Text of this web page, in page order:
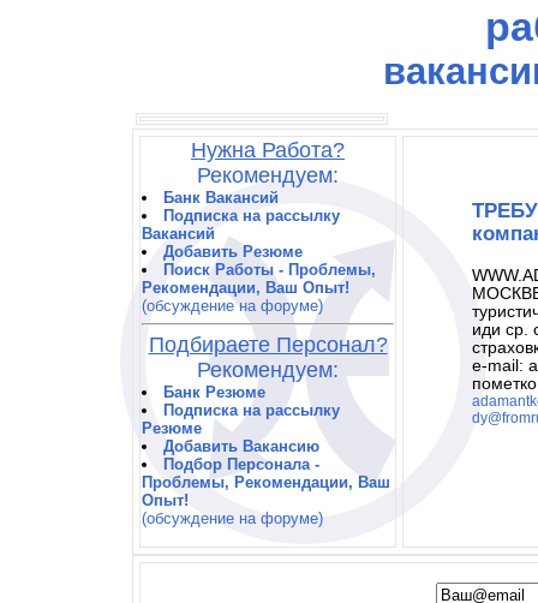
Нужна Работа?
Рекомендуем:
Банк Вакансий
Подписка на рассылку
Вакансий
Добавить Резюме
Поиск Работы - Проблемы,
Рекомендации, Ваш Опыт!
(обсуждение на форуме)
Подбираете Персонал?
Рекомендуем:
Банк Резюме
Подписка на рассылку
Резюме
Добавить Вакансию
Подбор Персонала -
Проблемы, Рекомендации, Ваш
Опыт!
(обсуждение на форуме)
МОСКВЕ
иди ср.
e-mail: